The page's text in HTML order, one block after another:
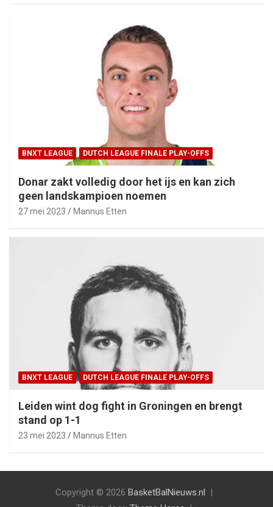
BNXT LEAGUE DUTCH LEAGUE FINALE PLAY-OFFS
Donar zakt volledig door het ijs en kan zich
geen landskampioen noemen
27 mei 2023 Mannus Etten
BNXT LEAGUE DUTCH LEAGUE FINALE PLAY-OFFS
Leiden wint dog fight in Groningen en brengt
stand op 1-1
23 mei 2023 Mannus Etten
Copyright © 2026 BasketBalNieuws.nl